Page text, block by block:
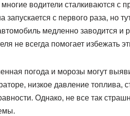
водители сталкиваются с
запускается с первого раза, но
медленно заводится и
не всегда помогает избежать
погода и морозы могут
низкое давление топлива,
Однако, не все так